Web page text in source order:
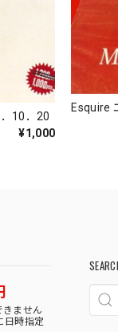
10．20
¥1,000
Esquire
きません
日時指定